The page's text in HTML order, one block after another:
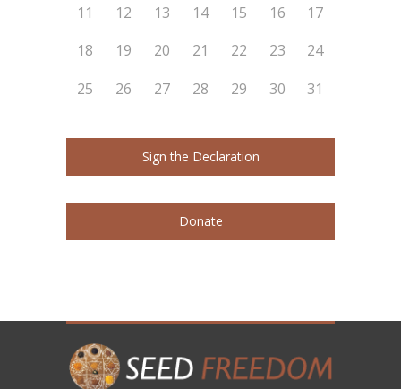
11
12 13 14 15 16
17
18
19 20 21 22 23
24
25
26 27 28 29 30 31
Sign the Declaration
Donate